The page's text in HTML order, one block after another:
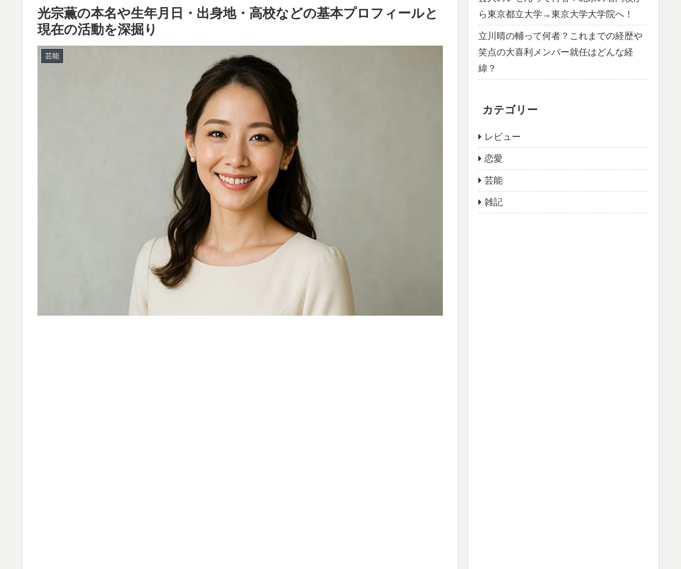
光宗薫の本名や生年月日・出身地・高校などの基本プロフィールと
現在の活動を深掘り
芸能
ら東京都立大学→東京大学大学院へ！
立川晴の輔って何者？これまでの経歴や
笑点の大喜利メンバー就任はどんな経
緯？
カテゴリー
レビュー
恋愛
芸能
雑記